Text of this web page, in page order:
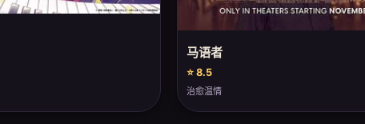
马语者
⭐ 8.5
治愈温情